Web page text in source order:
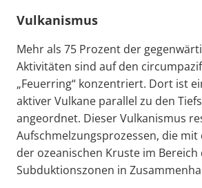
Vulkanismus
Mehr als 75 Prozent der
Aktivitäten sind auf den
„Feuerring“ konzentriert. Dort ist
aktiver Vulkane parallel zu den
angeordnet. Dieser Vulkanismus
Aufschmelzungsprozessen, die mit
der ozeanischen Kruste im Bereich
Subduktionszonen in